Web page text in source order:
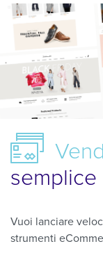
semplice
Vuoi lanciare
strumenti